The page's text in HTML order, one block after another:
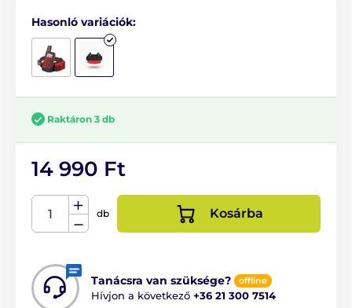
Hasonló variációk:
Raktáron 3 db
14 990 Ft
db Kosárba
Tanácsra van szüksége? offline
Hívjon a következő +36 21 300 7514